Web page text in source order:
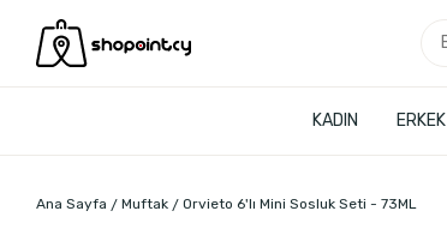
KADIN ERKEK
Ana Sayfa Muftak Orvieto 6'lı Mini Sosluk Seti - 73ML